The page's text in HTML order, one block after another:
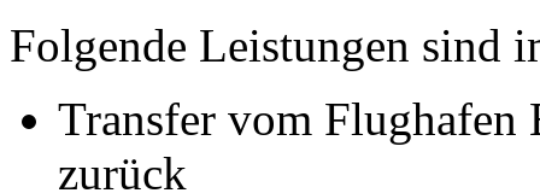
Folgende Leistungen sind
Transfer vom Flughafen
zurück